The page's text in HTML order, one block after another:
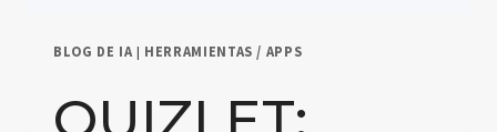
BLOG DE IA | HERRAMIENTAS / APPS